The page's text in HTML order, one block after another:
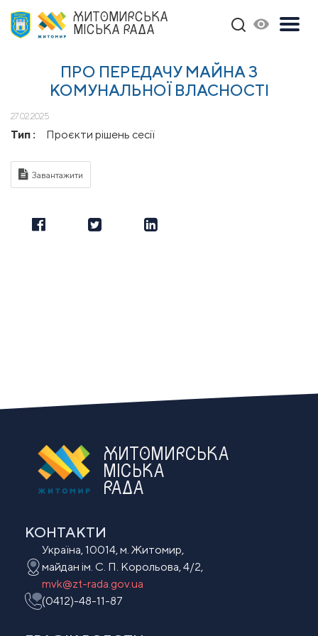
ЖИТОМИРСЬКА
МІСЬКА РАДА
ПРО ПЕРЕДАЧУ МАЙНА З
КОМУНАЛЬНОЇ ВЛАСНОСТІ
27.02.2025
Тип : Проєкти рішень сесії
ЖИТОМИРСЬКА
МІСЬКА
РАДА
КОНТАКТИ
Україна, 10014, м. Житомир,
майдан ім. С. П. Корольова, 4/2,
mvk@zt-rada.gov.ua
(0412)-48-11-87